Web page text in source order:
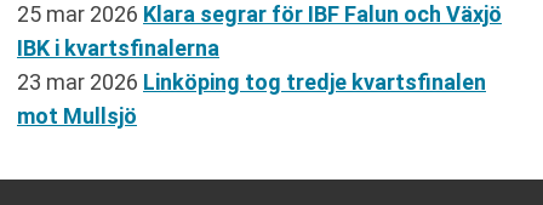
25 mar 2026 Klara segrar för IBF Falun och Växjö
IBK i kvartsfinalerna
23 mar 2026 Linköping tog tredje kvartsfinalen
mot Mullsjö